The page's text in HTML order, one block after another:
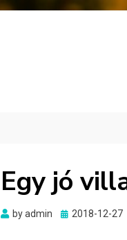
Egy jó
byadmin
Posted
2018-12-27